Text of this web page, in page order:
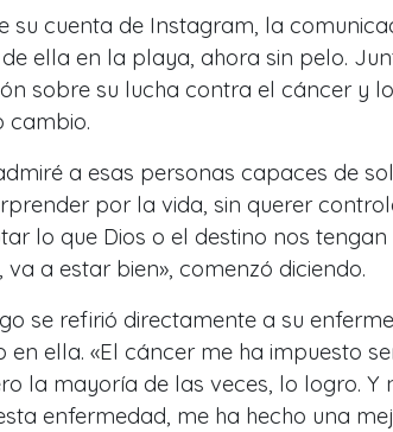
su cuenta de Instagram, la
ella en la playa, ahora sin pelo.
sobre su lucha contra el cáncer y
cambio.
a esas personas capaces de
por la vida, sin querer
lo que Dios o el destino nos
va a estar bien», comenzó diciendo.
se refirió directamente a su
en ella. «El cáncer me ha impuesto
la mayoría de las veces, lo logro. Y
enfermedad, me ha hecho una